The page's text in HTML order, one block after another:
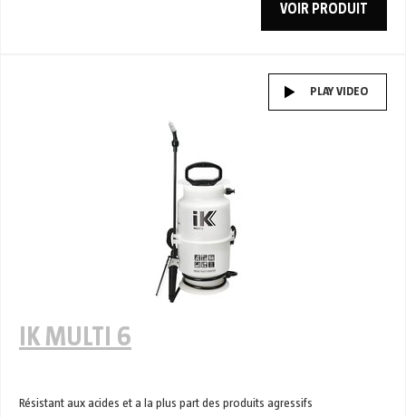
VOIR PRODUIT
PLAY VIDEO
IK MULTI 6
Résistant aux acides et a la plus part des produits agressifs